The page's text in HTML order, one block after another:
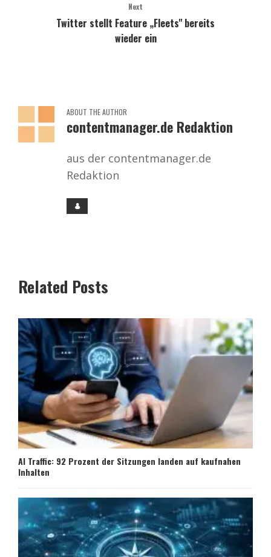
Next
Twitter stellt Feature „Fleets" bereits
wieder ein
ABOUT THE AUTHOR
contentmanager.de Redaktion
aus der contentmanager.de
Redaktion
Related Posts
AI Traffic: 92 Prozent der Sitzungen landen auf kaufnahen
Inhalten